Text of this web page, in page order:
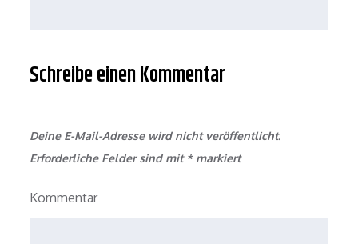
Schreibe einen Kommentar
Deine E-Mail-Adresse wird nicht veröffentlicht.
Erforderliche Felder sind mit *markiert
Kommentar